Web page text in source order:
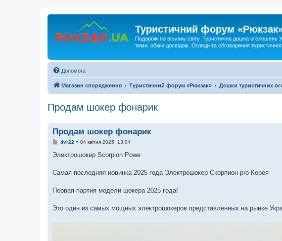
Туристичний форум
Подорожі по всьому світу. Туристична дошка оголошень
теми, обмін досвідом. Огляди та обговорення
Допомога
Магазин спорядження Туристичний форум «Рюкзак» Дошки туристичних
Продам шокер фонарик
Продам шокер фонарик
П
в
о
е
н
я
dvr22 » 04 квітня 2025, 13:04
Электрошокер Scorpion Powe
Самая последняя новинка 2025 года Электрошокер Скорпион pro Корея
Первая партия модели шокера 2025 года!
Это один из самых мощных электрошокеров представленных на рынке